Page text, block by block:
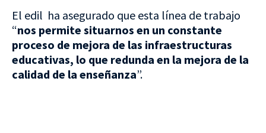
El edil ha asegurado que esta línea de trabajo
“nos permite situarnos en un constante
proceso de mejora de las infraestructuras
educativas, lo que redunda en la mejora de la
calidad de la enseñanza”.